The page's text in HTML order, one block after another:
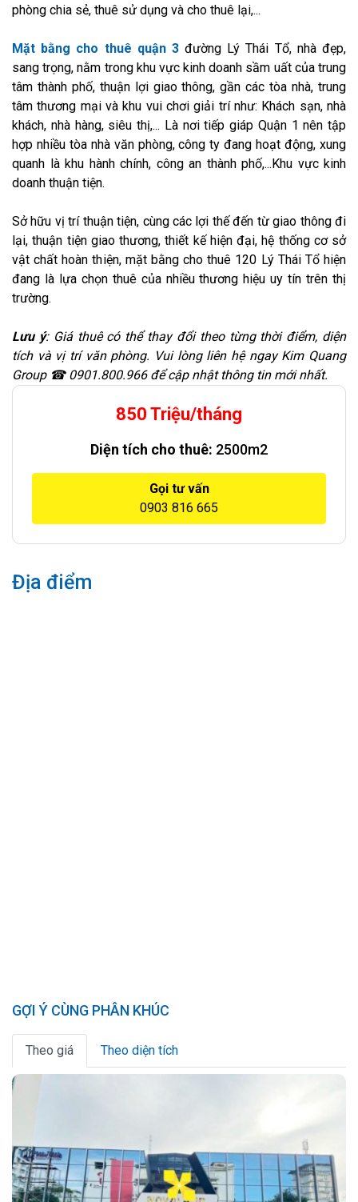
phòng chia sẻ, thuê sử dụng và cho thuê lại,...
Mặt bằng cho thuê quận 3đường Lý Thái Tổ, nhà đẹp,
sang trọng, nằm trong khu vực kinh doanh sầm uất của trung
tâm thành phố, thuận lợi giao thông, gần các tòa nhà, trung
tâm thương mại và khu vui chơi giải trí như: Khách sạn, nhà
khách, nhà hàng, siêu thị,... Là nơi tiếp giáp Quận 1 nên tập
hợp nhiều tòa nhà văn phòng, công ty đang hoạt động, xung
quanh là khu hành chính, công an thành phố,...Khu vực kinh
doanh thuận tiện.
Sở hữu vị trí thuận tiện, cùng các lợi thế đến từ giao thông đi
lại, thuận tiện giao thương, thiết kế hiện đại, hệ thống cơ sở
vật chất hoàn thiện, mặt bằng cho thuê 120 Lý Thái Tổ hiện
đang là lựa chọn thuê của nhiều thương hiệu uy tín trên thị
trường.
Lưu ý: Giá thuê có thể thay đổi theo từng thời điểm, diện
tích và vị trí văn phòng. Vui lòng liên hệ ngay Kim Quang
Group ☎ 0901.800.966 để cập nhật thông tin mới nhất.
850 Triệu/tháng
Diện tích cho thuê: 2500m2
Gọi tư vấn
0903 816 665
Địa điểm
GỢI Ý CÙNG PHÂN KHÚC
Theo giá Theo diện tích